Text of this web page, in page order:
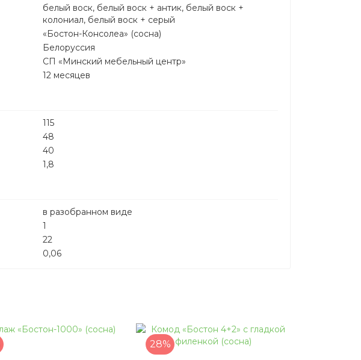
белый воск, белый воск + антик, белый воск +
колониал, белый воск + серый
«Бостон-Консолеа» (сосна)
Белоруссия
СП «Минский мебельный центр»
12 месяцев
115
48
40
1,8
в разобранном виде
1
22
0,06
28%